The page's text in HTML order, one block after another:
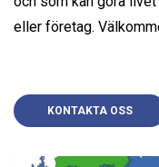
eller företag.
KONTAKTA OSS